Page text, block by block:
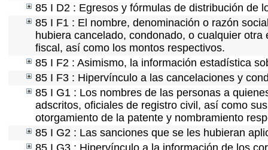
85 I D2 : Egresos y fórmulas de distribución de
85 I F1 : El nombre, denominación o razón
hubiera cancelado, condonado, o cualquier
fiscal, así como los montos respectivos.
85 I F2 : Asimismo, la información estadística
85 I F3 : Hipervínculo a las cancelaciones y
85 I G1 : Los nombres de las personas a
adscritos, oficiales de registro civil, así como
otorgamiento de la patente y nombramiento
85 I G2 : Las sanciones que se les hubieran
85 I G3 : Hipervínculo a la información de los